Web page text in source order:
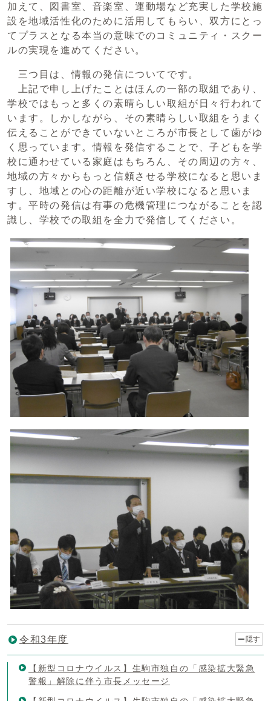
加えて、図書室、音楽室、運動場など充実した学校施
設を地域活性化のために活用してもらい、双方にとっ
てプラスとなる本当の意味でのコミュニティ・スクー
ルの実現を進めてください。
三つ目は、情報の発信についてです。
上記で申し上げたことはほんの一部の取組であり、
学校ではもっと多くの素晴らしい取組が日々行われて
います。しかしながら、その素晴らしい取組をうまく
伝えることができていないところが市長として歯がゆ
く思っています。情報を発信することで、子どもを学
校に通わせている家庭はもちろん、その周辺の方々、
地域の方々からもっと信頼させる学校になると思いま
すし、地域との心の距離が近い学校になると思いま
す。平時の発信は有事の危機管理につながることを認
識し、学校での取組を全力で発信してください。
令和3年度 隠す
【新型コロナウイルス】生駒市独自の「感染拡大緊急
警報」解除に伴う市長メッセージ